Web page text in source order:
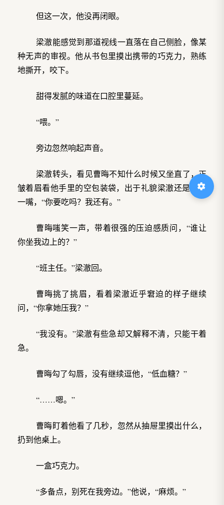
但这一次，他没再闭眼。
梁澈能感觉到那道视线一直落在自己侧脸，像某
种无声的审视。他从书包里摸出携带的巧克力，熟练
地撕开，咬下。
甜得发腻的味道在口腔里蔓延。
“喂。”
旁边忽然响起声音。
梁澈转头，看见曹晦不知什么时候又坐直了，正
皱着眉看他手里的空包装袋，出于礼貌梁澈还是问了
一嘴，“你要吃吗？我还有。”
曹晦嗤笑一声，带着很强的压迫感质问，“谁让
你坐我边上的？”
“班主任。”梁澈回。
曹晦挑了挑眉，看着梁澈近乎窘迫的样子继续
问，“你拿她压我？”
“我没有。”梁澈有些急却又解释不清，只能干着
急。
曹晦勾了勾唇，没有继续逗他，“低血糖？”
“……嗯。”
曹晦盯着他看了几秒，忽然从抽屉里摸出什么，
扔到他桌上。
一盒巧克力。
“多备点，别死在我旁边。”他说，“麻烦。”